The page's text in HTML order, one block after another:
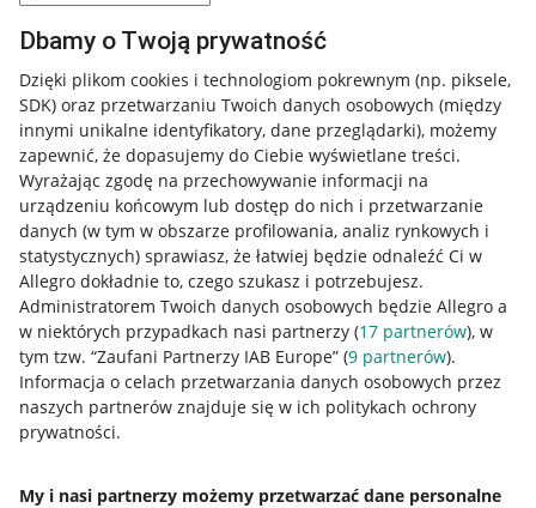
Dbamy o Twoją prywatność
Dzięki plikom cookies i technologiom pokrewnym (np. piksele,
SDK) oraz przetwarzaniu Twoich danych osobowych (między
innymi unikalne identyfikatory, dane przeglądarki), możemy
zapewnić, że dopasujemy do Ciebie wyświetlane treści.
Wyrażając zgodę na przechowywanie informacji na
urządzeniu końcowym lub dostęp do nich i przetwarzanie
danych (w tym w obszarze profilowania, analiz rynkowych i
statystycznych) sprawiasz, że łatwiej będzie odnaleźć Ci w
Allegro dokładnie to, czego szukasz i potrzebujesz.
Administratorem Twoich danych osobowych będzie Allegro a
w niektórych przypadkach nasi partnerzy (17 partnerów), w
tym tzw. “Zaufani Partnerzy IAB Europe” (9 partnerów).
Informacja o celach przetwarzania danych osobowych przez
naszych partnerów znajduje się w ich politykach ochrony
prywatności.
My i nasi partnerzy możemy przetwarzać dane personalne
Przydatne informacje
Jak to działa